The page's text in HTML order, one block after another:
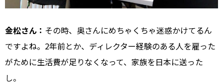
金松さん： その時、奥さんにめちゃくちゃ迷惑かけてるん
ですよね。2年前とか、ディレクター経験のある人を雇った
がために生活費が足りなくなって、家族を日本に送った
し。